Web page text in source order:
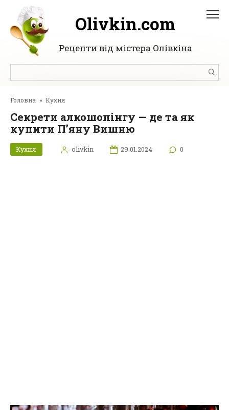
Перейти
вмісту
Olivkin.com
Рецепти від містера Олівкіна
Головна » Кухня
Секрети алкошопінгу — де та як
купити П’яну Вишню
Кухня olivkin 29.01.2024 0